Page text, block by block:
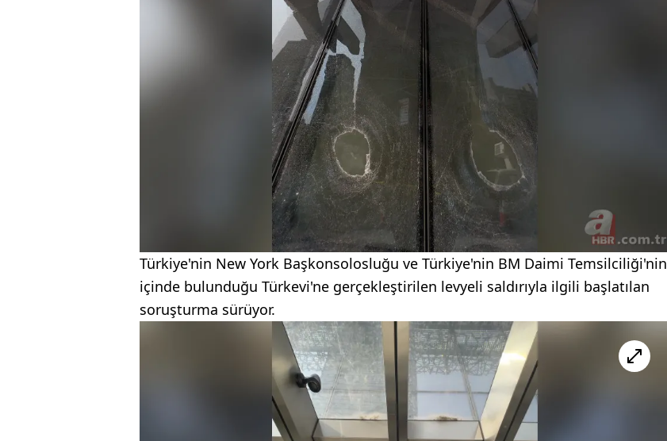
Türkiye'nin New York Başkonsolosluğu ve Türkiye'nin BM Daimi Temsilciliği'nin
içinde bulunduğu Türkevi'ne gerçekleştirilen levyeli saldırıyla ilgili başlatılan
soruşturma sürüyor.